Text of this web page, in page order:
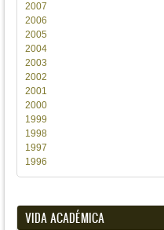
2007
2006
2005
2004
2003
2002
2001
2000
1999
1998
1997
1996
VIDA ACADÉMICA